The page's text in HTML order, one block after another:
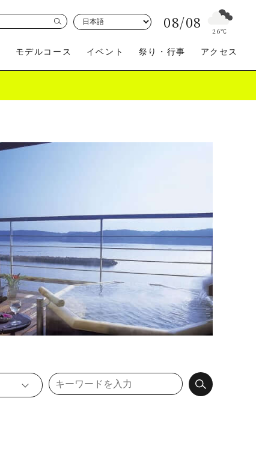
08/08 26℃
モデルコース イベント 祭り・行事 アクセス